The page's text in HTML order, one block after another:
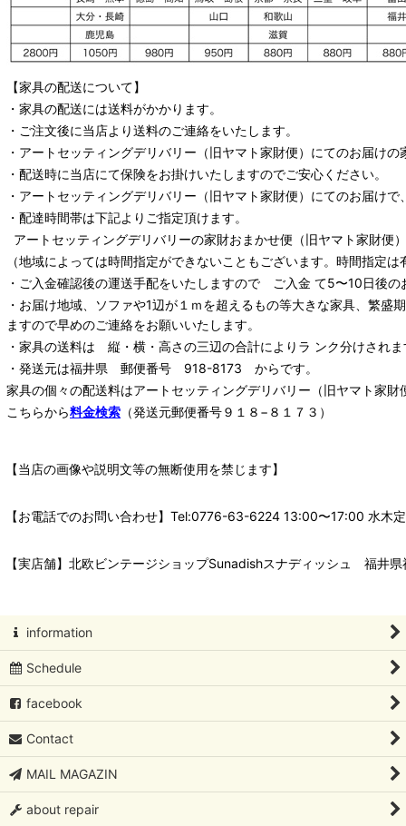
【家具の配送について】
・家具の配送には送料がかかります。
・ご注文後に当店より送料のご連絡をいたします。
・ アートセッティングデリバリー （旧ヤマト家財便） にてのお届けの
・配送時に当店にて保険をお掛けいたしますのでご安心ください。
・ アートセッティングデリバリー （旧ヤマト家財便） にてのお届けで
・配達時間帯は下記よりご指定頂けます。
アートセッティングデリバリーの家財おまかせ便 （旧ヤマト家財便
（地域によっては時間指定ができないこともございます。時間指定
・ご入金確認後の運送手配をいたしますので ご入金 て5〜10日後の
・お届け地域、ソファや1辺が１ｍを超えるもの等大きな家具、繁
ますので早めのご連絡をお願いいたします。
・家具の送料は 縦・横・高さの三辺の合計によりラ ンク分けされま
・発送元は福井県 郵便番号 918-8173 からです。
家具の個々の配送料はアートセッティングデリバリー （旧ヤマト家財
こちらから料金検索 （発送元郵便番号９１８−８１７３）
【当店の画像や説明文等の無断使用を禁じます】
【お電話でのお問い合わせ】Tel:0776-63-6224 13:00〜17:00 水木
【実店舗】北欧ビンテージショップSunadishスナディッシュ 福井
information
Schedule
facebook
Contact
MAIL MAGAZIN
about repair